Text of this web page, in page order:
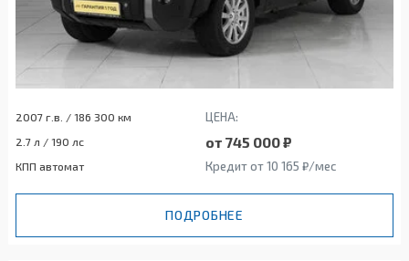
2007 г.в. / 186 300 км ЦЕНА:
2.7 л / 190 лс от 745 000 ₽
КПП автомат Кредит от 10 165 ₽/мес
ПОДРОБНЕЕ